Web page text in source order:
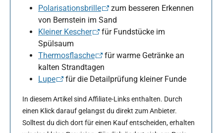
Polarisationsbrille
zum besseren Erkennen
von Bernstein im Sand
Kleiner Kescher
für Fundstücke im
Spülsaum
Thermosflasche
für warme Getränke an
kalten Strandtagen
Lupe
für die Detailprüfung kleiner Funde
In diesem Artikel sind Affiliate-Links enthalten. Durch
einen Klick darauf gelangst du direkt zum Anbieter.
Solltest du dich dort für einen Kauf entscheiden, erhalten